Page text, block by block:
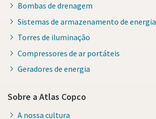
Bombas de drenagem
Sistemas de armazenamento de energia
Torres de iluminação
Compressores de ar portáteis
Geradores de energia
Sobre a Atlas Copco
A nossa cultura